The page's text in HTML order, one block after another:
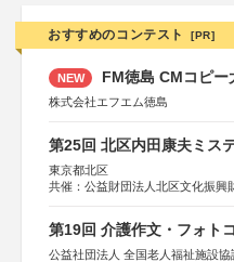
おすすめのコンテスト [PR]
NEW FM徳島 CMコピー
株式会社エフエム徳島
第25回 北区内田康夫ミス
東京都北区
共催：公益財団法人北区文化振興
第19回 介護作文・フォト
公益社団法人 全国老人福祉施設協